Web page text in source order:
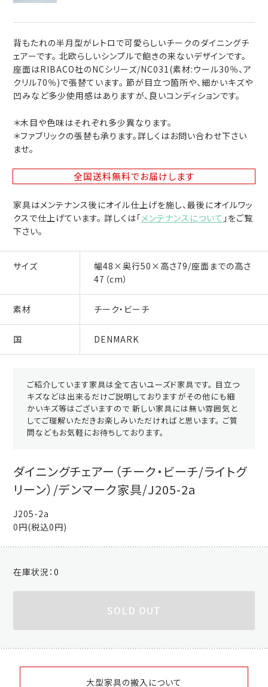
背もたれの半月型がレトロで可愛らしいチークのダイニングチ
ェアーです。 北欧らしいシンプルで飽きの来ないデザインです。
座面はRIBACO社のNCシリーズ/NC031(素材:ウール30％、ア
クリル70％)で張替ています。 節が目立つ箇所や、細かいキズや
凹みなど多少使用感はありますが、良いコンディションです。
＊木目や色味はそれぞれ多少異なります。
＊ファブリックの張替も承ります。詳しくはお問い合わせ下さい
ませ。
全国送料無料でお届けします
家具はメンテナンス後にオイル仕上げを施し、最後にオイルワッ
クスで仕上げています。 詳しくは「メンテナンスについて 」をご覧
下さい。
サイズ
幅48×奥行50×高さ79/座面までの高さ
47（cm）
素材 チーク・ビーチ
国 DENMARK
ご紹介しています家具は全て古いユーズド家具です。 目立つ
キズなどは出来るだけご説明しておりますがその他にも細
かいキズ等はございますので 新しい家具には無い雰囲気と
してご理解いただきお楽しみいただければと思います。 ご質
問などもお気軽にお待ちしております。
ダイニングチェアー（チーク・ビーチ/ライトグ
リーン）/デンマーク家具/J205-2a
J205-2a
0円(税込0円)
在庫状況：0
SOLD OUT
大型家具の搬入について